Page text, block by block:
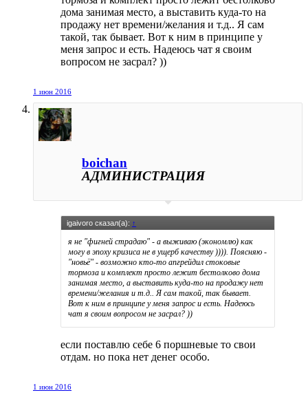
дома занимая место, а выставить куда-то на
продажу нет времени/желания и т.д.. Я сам
такой, так бывает. Вот к ним в принципе у
меня запрос и есть. Надеюсь чат я своим
вопросом не засрал? ))
1 июн 2016
boichan
АДМИНИСТРАЦИЯ
igaivoro сказал(а): ↑
я не "фигней страдаю" - а выживаю (экономлю) как
могу в эпоху кризиса не в ущерб качеству )))). Поясняю -
"новьё" - возможно кто-то апгрейдил стоковые
тормоза и комплект просто лежит бестолково дома
занимая место, а выставить куда-то на продажу нет
времени/желания и т.д.. Я сам такой, так бывает.
Вот к ним в принципе у меня запрос и есть. Надеюсь
чат я своим вопросом не засрал? ))
если поставлю себе 6 поршневые то свои
отдам. но пока нет денег особо.
1 июн 2016